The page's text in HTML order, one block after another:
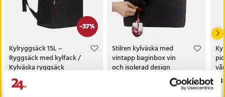
-37%
Kylryggsäck 15L –
Ryggsäck med kylfack /
Kylväska ryggsäck
Nuvarande pris
219 kr
219 kr
I lager, levereras inom 1-2 vardagar
Stilren kylväska med
vintapp baginbox vin
och isolerad design
I lager, levereras inom 1-2 vardagar